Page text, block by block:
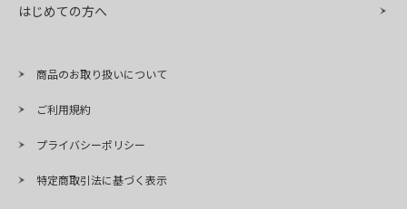
はじめての方へ
商品のお取り扱いについて
ご利用規約
プライバシーポリシー
特定商取引法に基づく表示